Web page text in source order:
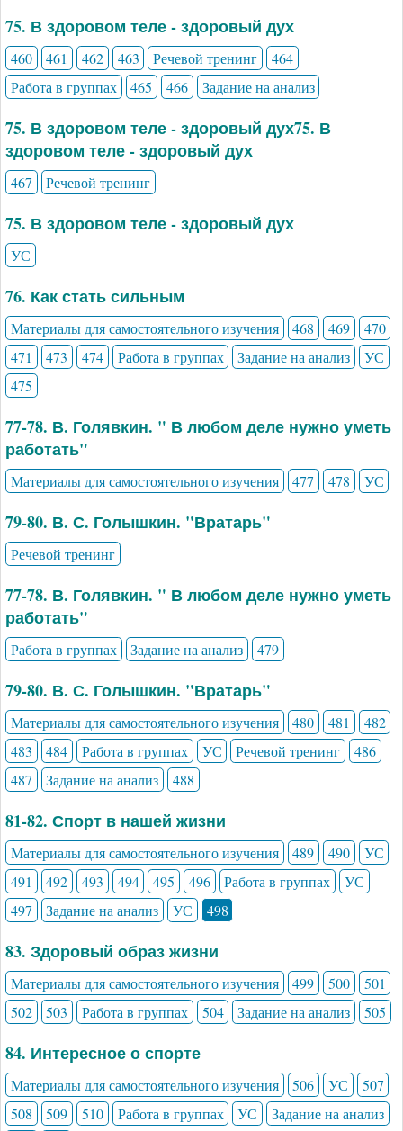
75. В здоровом теле - здоровый дух
460 461 462 463 Речевой тренинг
464
Работа в группах
465 466 Задание на анализ
75. В здоровом теле - здоровый дух75. В
здоровом теле - здоровый дух
467 Речевой тренинг
75. В здоровом теле - здоровый дух
УС
76. Как стать сильным
Материалы для самостоятельного изучения 468 469
470
471
473 474 Работа в группах Задание на анализ
УС
475
77-78. В. Голявкин. " В любом деле нужно уметь
работать"
Материалы для самостоятельного изучения 477 478 УС
79-80. В. С. Голышкин. "Вратарь"
Речевой тренинг
77-78. В. Голявкин. " В любом деле нужно уметь
работать"
Работа в группах Задание на анализ 479
79-80. В. С. Голышкин. "Вратарь"
Материалы для самостоятельного изучения 480 481
482
483
484 Работа в группах УС Речевой тренинг
486
487
Задание на анализ 488
81-82. Спорт в нашей жизни
Материалы для самостоятельного изучения 489 490
УС
491
492 493 494 495 496 Работа в группах
УС
497
Задание на анализ УС 498
83. Здоровый образ жизни
Материалы для самостоятельного изучения 499 500
501
502
503 Работа в группах 504 Задание на анализ 505
84. Интересное о спорте
Материалы для самостоятельного изучения 506 УС
507
508
509 510 Работа в группах УС
Задание на анализ